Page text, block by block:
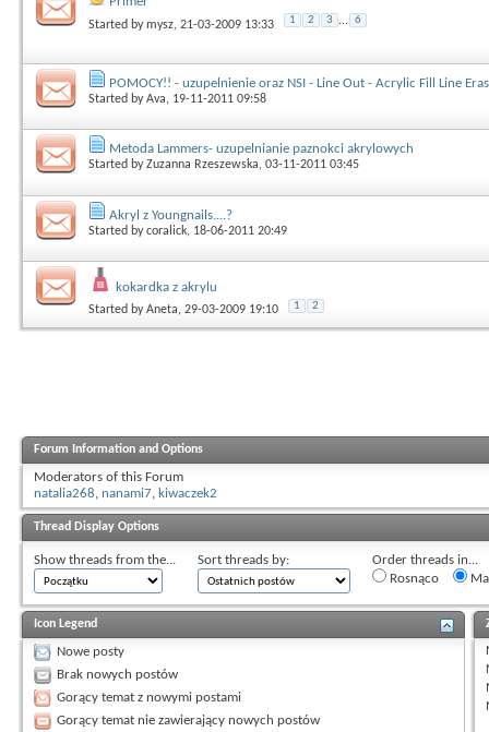
Started bymysz, 21-03-2009 13:33 1 2 3 ... 6
POMOCY!! - uzupelnienie oraz NSI - Line Out - Acrylic Fill Line
Started byAva, 19-11-2011 09:58
Metoda Lammers- uzupelnianie paznokci akrylowych
Started byZuzanna Rzeszewska, 03-11-2011 03:45
Akryl z Youngnails....?
Started bycoralick, 18-06-2011 20:49
kokardka z akrylu
Started byAneta, 29-03-2009 19:10 1 2
Forum Information and Options
Moderators of this Forum
natalia268, nanami7, kiwaczek2
Thread Display Options
Show threads from the... Sort threads by:
Order threads in...
Rosnąco
Icon Legend
Nowe posty
Brak nowych postów
Gorący temat z nowymi postami
Gorący temat nie zawierający nowych postów